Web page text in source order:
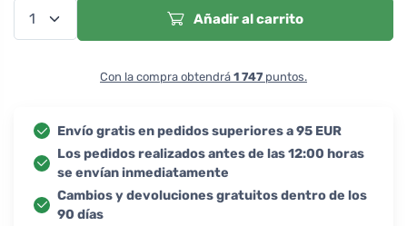
Añadir al carrito
Con la compra obtendrá 1 747 puntos.
Envío gratis en pedidos superiores a 95 EUR
Los pedidos realizados antes de las 12:00 horas
se envían inmediatamente
Cambios y devoluciones gratuitos dentro de los
90 días